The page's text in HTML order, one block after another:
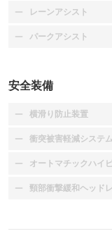
レーンアシスト
：装備なし
パークアシスト
：装備なし
安全装備
横滑り防止装置
：装備なし
衝突被害軽減システム
：装備なし
オートマチックハイ
：装備なし
頸部衝撃緩和ヘッド
：装備なし